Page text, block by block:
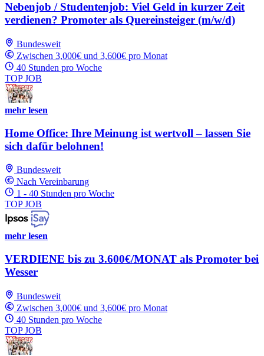
Nebenjob / Studentenjob: Viel Geld in kurzer Zeit
verdienen? Promoter als Quereinsteiger (m/w/d)
Bundesweit
Zwischen 3,000€ und 3,600€ pro Monat
40 Stunden pro Woche
TOP JOB
mehr lesen
Home Office: Ihre Meinung ist wertvoll – lassen Sie
sich dafür belohnen!
Bundesweit
Nach Vereinbarung
1 - 40 Stunden pro Woche
TOP JOB
mehr lesen
VERDIENE bis zu 3.600€/MONAT als Promoter bei
Wesser
Bundesweit
Zwischen 3,000€ und 3,600€ pro Monat
40 Stunden pro Woche
TOP JOB